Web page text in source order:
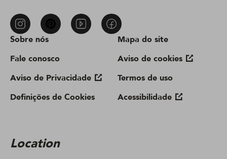
Sobre nós
Fale conosco
Aviso de Privacidade
Definições de Cookies
Mapa do site
Aviso de cookies
Termos de uso
Acessibilidade
Location